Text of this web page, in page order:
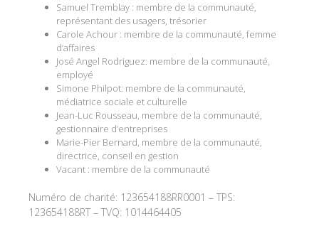
Samuel Tremblay : membre de la communauté,
représentant des usagers, trésorier
Carole Achour : membre de la communauté, femme
d’affaires
José Angel Rodriguez: membre de la communauté,
employé
Simone Philpot: membre de la communauté,
médiatrice sociale et culturelle
Jean-Luc Rousseau, membre de la communauté,
gestionnaire d’entreprises
Marie-Pier Bernard, membre de la communauté,
directrice, conseil en gestion
Vacant : membre de la communauté
Numéro de charité: 123654188RR0001 – TPS:
123654188RT – TVQ: 1014464405